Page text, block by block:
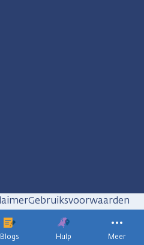
Blogs Hulp Meer
Gebruiksvoorwaarden